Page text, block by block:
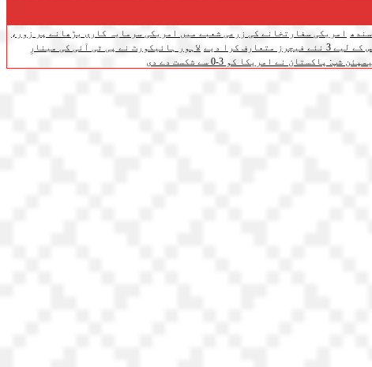
امریکی سفارتخانے کی زرعی شعبے میں امریکی سرمایہ کاری بڑھانے پر زور،
متعارف کرا دیے
لاہور ہائیکورٹ نے پی ٹی آئی کی مینارِ
نے امریکا کو 3-0 سے شکست دے دی